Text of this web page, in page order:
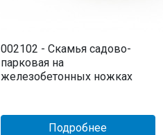
002102 - Скамья садово-
парковая на
железобетонных ножках
Подробнее